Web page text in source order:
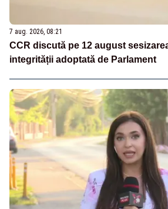
7 aug. 2026, 08:21
CCR discută pe 12 august
integrității adoptată de Parlament